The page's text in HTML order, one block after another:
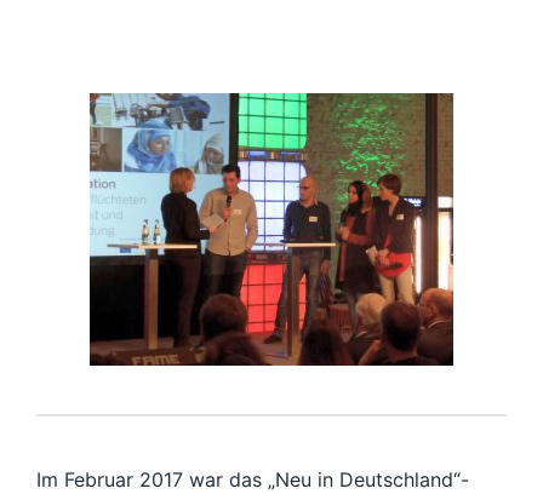
Im Februar 2017 war das „Neu in Deutschland“-